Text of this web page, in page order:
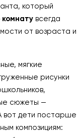
который
всегда
от возраста и
мягкие
рисунки
сюжеты —
вот дети постарше
композициям: